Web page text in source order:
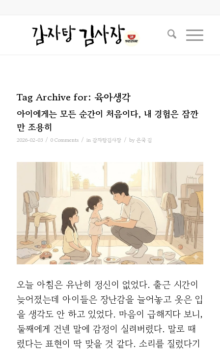
Tag Archive for: 육아생각
아이에게는 모든 순간이 처음이다, 내 경험은 잠깐
만 조용히
2026-02-03 / 0 Comments / in 감자탕김사장 / by 은국 김
오늘 아침은 유난히 정신이 없었다. 출근 시간이
늦어졌는데 아이들은 장난감을 늘어놓고 옷은 입
을 생각도 안 하고 있었다. 마음이 급해지다 보니,
둘째에게 건넨 말에 감정이 실려버렸다. 말로 때
렸다는 표현이 딱 맞을 것 같다. 소리를 질렀다기